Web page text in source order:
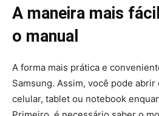
A maneira mais
o manual
A forma mais prática e
Samsung. Assim, você pode abrir
celular, tablet ou notebook